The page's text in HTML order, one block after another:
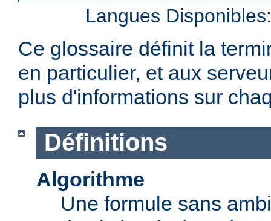
Langues
Ce glossaire définit la
en particulier, et aux
plus d'informations sur
Définitions
Algorithme
Une formule sans